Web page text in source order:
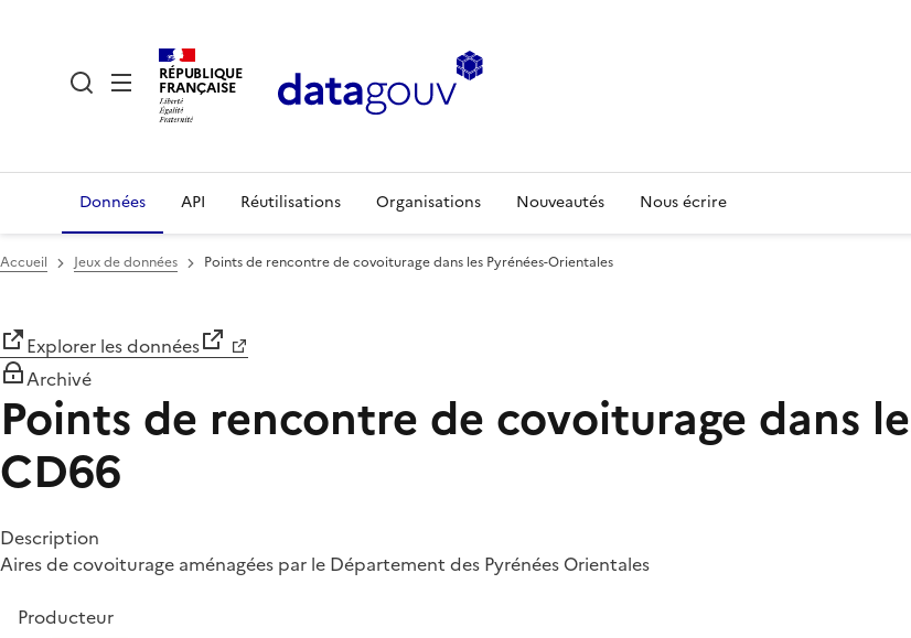
RÉPUBLIQUE
FRANÇAISE
Données API Réutilisations Organisations Nouveautés Nous écrire
Accueil Jeux de données Points de rencontre de covoiturage dans les Pyrénées-Orientales
Explorer les données
Archivé
Points de rencontre de covoiturage dans
CD66
Description
Aires de covoiturage aménagées par le Département des Pyrénées Orientales
Producteur